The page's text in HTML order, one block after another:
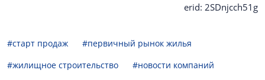
erid: 2SDnjcch51g
#старт продаж
#первичный рынок жилья
#жилищное строительство
#новости компаний